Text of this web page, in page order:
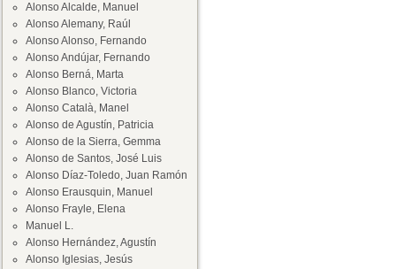
Alonso Alcalde, Manuel
Alonso Alemany, Raúl
Alonso Alonso, Fernando
Alonso Andújar, Fernando
Alonso Berná, Marta
Alonso Blanco, Victoria
Alonso Català, Manel
Alonso de Agustín, Patricia
Alonso de la Sierra, Gemma
Alonso de Santos, José Luis
Alonso Díaz-Toledo, Juan Ramón
Alonso Erausquin, Manuel
Alonso Frayle, Elena
Manuel L.
Alonso Hernández, Agustín
Alonso Iglesias, Jesús